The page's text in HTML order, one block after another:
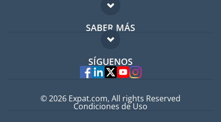
Foro para expatriados
Guía para expatriados
Trabajos en el extranjero
SABER MÁS
FAQ
Expertos
SÍGUENOS
© 2026 Expat.com, All rights Reserved
Condiciones de Uso